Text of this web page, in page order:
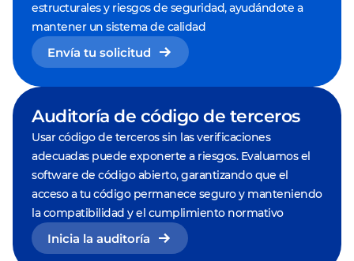
estructurales y riesgos de seguridad, ayudándote a
mantener un sistema de calidad
Envía tu solicitud
Auditoría de código de terceros
Usar código de terceros sin las verificaciones
adecuadas puede exponerte a riesgos. Evaluamos el
software de código abierto, garantizando que el
acceso a tu código permanece seguro y manteniendo
la compatibilidad y el cumplimiento normativo
Inicia la auditoría